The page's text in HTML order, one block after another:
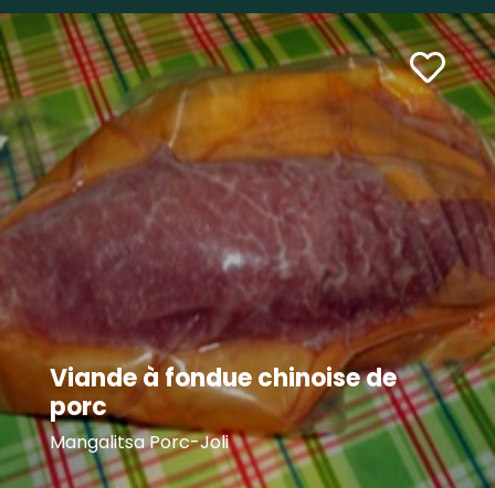
Viande à fondue chinoise de
porc
Mangalitsa Porc-Joli